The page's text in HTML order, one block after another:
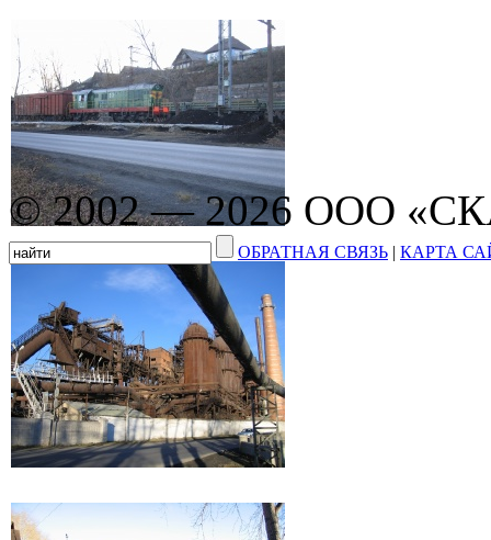
© 2002 — 2026 ООО
ОБРАТНАЯ СВЯЗЬ | КАРТА